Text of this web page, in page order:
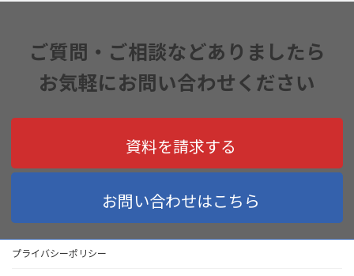
ご質問・ご相談などありましたら
お気軽にお問い合わせください
資料を請求する
お問い合わせはこちら
プライバシーポリシー